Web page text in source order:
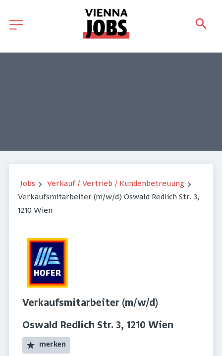
Jobs
Verkauf / Vertrieb / Kundenbetreuung
Verkaufsmitarbeiter (m/w/d) Oswald Redlich Str. 3,
1210 Wien
Verkaufsmitarbeiter (m/w/d)
Oswald Redlich Str. 3, 1210 Wien
merken